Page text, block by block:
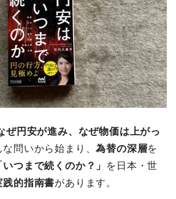
ぜ円安が進み、なぜ物価は上がっ
問いから始まり、為替の深層を
いつまで続くのか？」
を日本・世
践的指南書があります。